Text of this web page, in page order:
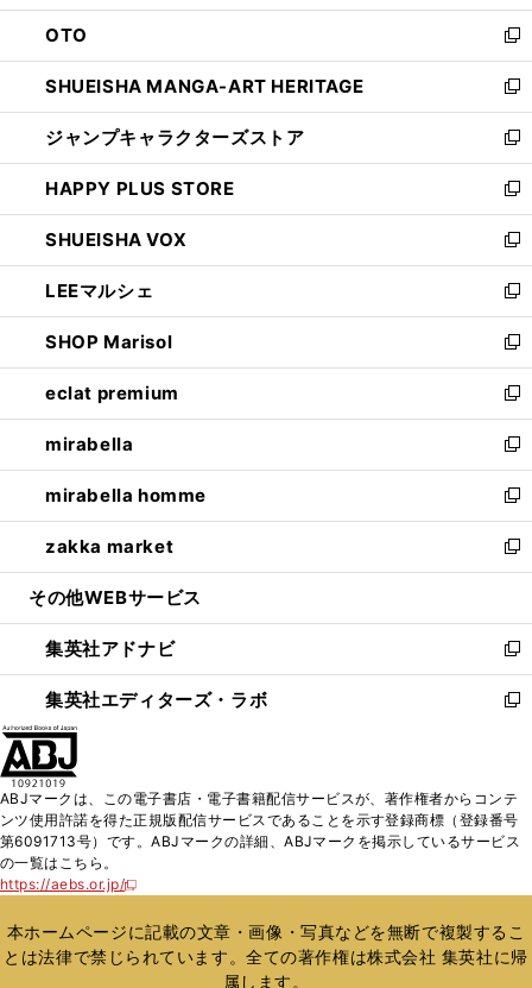
ウ
で
開
く
ン
ド
ウ
で
開
く
OTO
新
し
い
ウ
ィ
ン
ド
ウ
で
開
く
SHUEISHA MANGA-ART HERITAGE
新
し
い
ウ
ィ
ン
ド
ウ
で
開
く
ジャンプキャラクターズストア
新
し
い
ウ
ィ
ン
ド
ウ
で
開
く
HAPPY PLUS STORE
新
し
い
ウ
ィ
ン
ド
ウ
で
開
く
SHUEISHA VOX
新
し
い
ウ
ィ
ン
ド
ウ
で
開
く
LEEマルシェ
新
し
い
ウ
ィ
ン
ド
ウ
で
開
く
SHOP Marisol
新
し
い
ウ
ィ
ン
ド
ウ
で
開
eclat premium
新
し
い
ウ
ィ
ン
ド
ウ
開
く
mirabella
新
し
い
ウ
ィ
ン
ウ
で
開
く
mirabella homme
新
し
い
ウ
ン
ド
ウ
で
zakka market
新
し
ウ
ィ
ン
ド
く
その他WEBサービス
集英社アドナビ
新
し
い
ド
ウ
で
集英社エディターズ・ラボ
新
ィ
ン
ド
開
く
ABJマークは、この電子書店・電子書籍配信サービスが、著作権者からコンテ
ンツ使用許諾を得た正規版配信サービスであることを示す登録商標（登録番号
第6091713号）です。ABJマークの詳細、ABJマークを掲示しているサービス
の一覧はこちら。
https://aebs.or.jp/
新
い
ウ
ィ
本ホームページに記載の文章・画像・写真などを無断で複製するこ
とは法律で禁じられています。全ての著作権は株式会社 集英社に帰
属します。